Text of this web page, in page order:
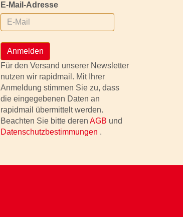
E-Mail-Adresse
Anmelden
Für den Versand unserer Newsletter
nutzen wir rapidmail. Mit Ihrer
Anmeldung stimmen Sie zu, dass
die eingegebenen Daten an
rapidmail übermittelt werden.
Beachten Sie bitte deren AGB und
Datenschutzbestimmungen .